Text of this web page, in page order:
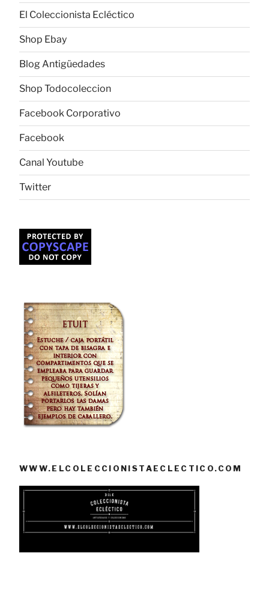
El Coleccionista Ecléctico
Shop Ebay
Blog Antigüedades
Shop Todocoleccion
Facebook Corporativo
Facebook
Canal Youtube
Twitter
WWW.ELCOLECCIONISTAECLECTICO.COM